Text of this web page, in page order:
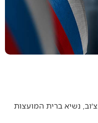
נשיא ברית המועצות